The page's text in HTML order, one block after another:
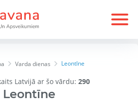
Varda dienas Leontīne
Latvijā ar šo vārdu: 290
Leontīne